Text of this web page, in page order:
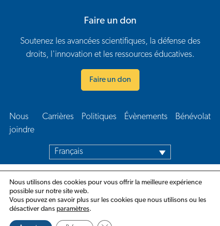
Faire un don
Soutenez les avancées scientifiques, la défense des
droits, l'innovation et les ressources éducatives.
Faire un don
Navigation en bas de page
Nous
joindre​
Carrières Politiques Évènements Bénévolat
Français
Nous utilisons des cookies pour vous offrir la meilleure expérience
possible sur notre site web.
Vous pouvez en savoir plus sur les cookies que nous utilisons ou les
désactiver dans paramètres.